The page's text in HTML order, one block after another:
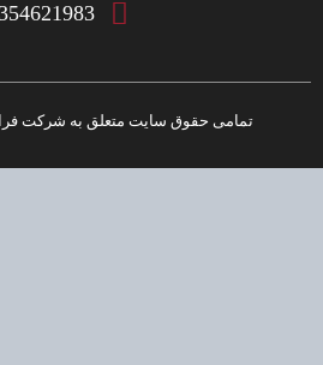
تمامی حقوق سایت متعلق به شرکت